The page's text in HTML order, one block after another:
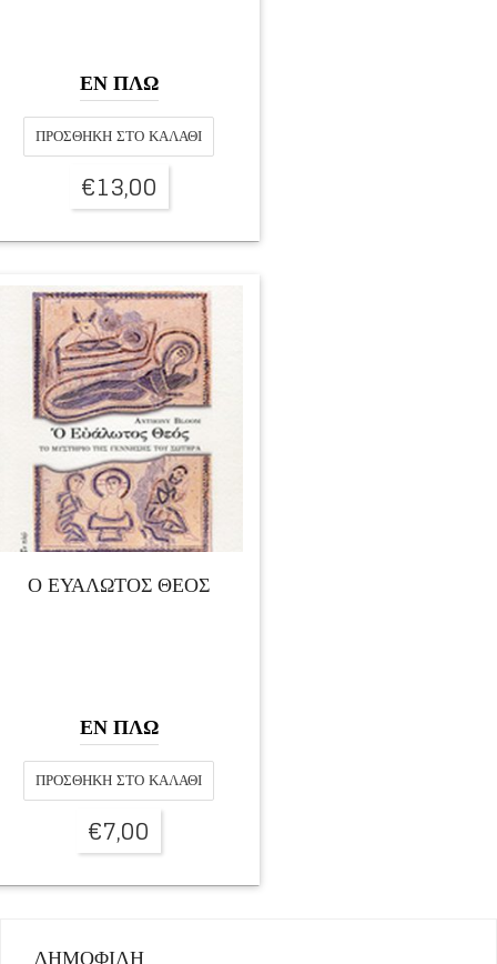
ΕΝ ΠΛΩ
ΠΡΟΣΘΉΚΗ ΣΤΟ ΚΑΛΆΘΙ
€13,00
Ο ΕΥΑΛΩΤΟΣ ΘΕΟΣ
ΕΝ ΠΛΩ
ΠΡΟΣΘΉΚΗ ΣΤΟ ΚΑΛΆΘΙ
€7,00